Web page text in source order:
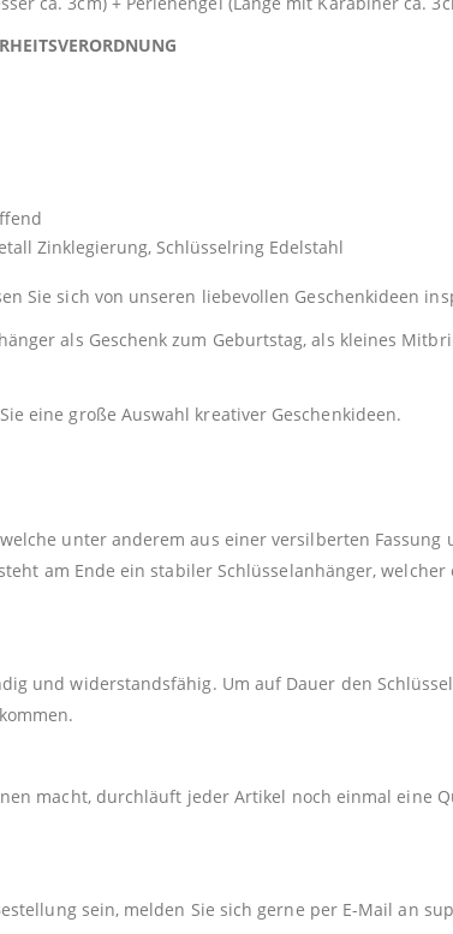
Zinklegierung, Schlüsselring Edelstahl
Sie sich von unseren liebevollen Geschenkideen
als Geschenk zum Geburtstag, als kleines
eine große Auswahl kreativer Geschenkideen.
unter anderem aus einer versilberten
am Ende ein stabiler Schlüsselanhänger,
und widerstandsfähig. Um auf Dauer den
macht, durchläuft jeder Artikel noch einmal eine
sein, melden Sie sich gerne per E-Mail an